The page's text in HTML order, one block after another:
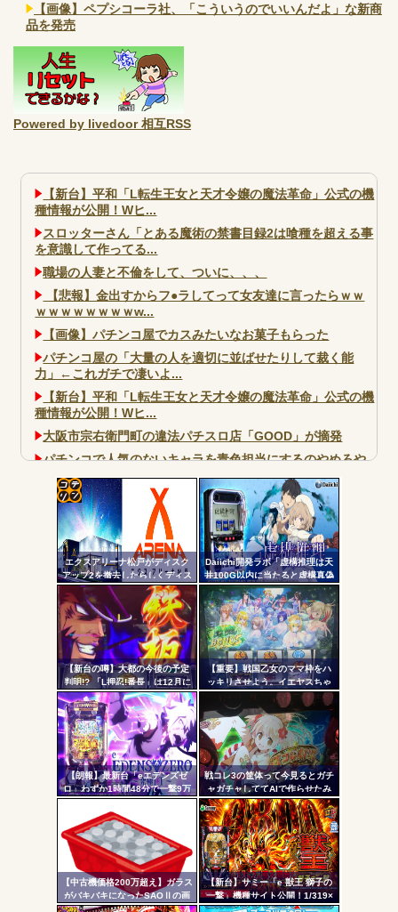
【画像】ペプシコーラ社、「こういうのでいいんだよ」な新商
品を発売
Powered by livedoor 相互RSS
【新台】平和「L転生王女と天才令嬢の魔法革命」公式の機
種情報が公開！Wヒ...
スロッターさん「とある魔術の禁書目録2は喰種を超える事
を意識して作ってる...
職場の人妻と不倫をして、ついに、、、
【悲報】金出すからフ●ラしてって女友達に言ったらｗｗ
ｗｗｗｗｗｗｗｗw...
【画像】パチンコ屋でカスみたいなお菓子もらった
パチンコ屋の「大量の人を適切に並ばせたりして裁く能
力」←これガチで凄いよ...
【新台】平和「L転生王女と天才令嬢の魔法革命」公式の機
種情報が公開！Wヒ...
大阪市宗右衛門町の違法パチスロ店「GOOD」が摘発
パチンコで人気のないキャラを青色担当にするのやめろや
ワイ、パチンコ屋店員の目の前で会員カードを握り潰し
「今までありがとう」と...
無職のパチンコカス(22)なんやが、ワイの人生どれくらい
ヤバいか教えて？...
AngelBeats!とかいうクソアニメの思い出ｗｗｗ
Powered by livedoor 相互RSS
エクスアリーナ松戸がディスク
アップ2を撤去したらしくディス
クアッパーさん達から落胆の声
Daiichi開発ラボ「虚構推理は天
井100G以内に当たると虚構真偽
が2回当選するまで転落しない状
態に突入するぞ。300G・700G
の天井も一緒」
【新台の噂】大都の今後の予定
判明!? 「L押忍!番長」は12月に
登場か
【重要】戦国乙女のママ枠をハ
ッキリさせよう。イエヤスちゃ
んやヒデヨシちゃんはママなの
か。ノブ様はママではないのか
【朗報】最新台「eエデンズゼ
ロ」わずか1時間48分で一撃9万
5000発コンプリートを達成して
しまうｗ 究極LT期待出玉2万発
超えの現行最強スペックは伊達
じゃないな…
戦コレ3の筐体って今見るとガチ
ャガチャしててAIで作らせたみ
たいだよな
【中古機価格200万超え】ガラス
がバキバキになったSAOⅡの画
像が話題に…
【新台】サミー「e 獣王 獅子の
一撃」機種サイト公開！1/319×
ドデカSTRAIGHT、右の1/2で平
コテ
リン
- 固
定リ
ンク
自動
更新
ツー
ル